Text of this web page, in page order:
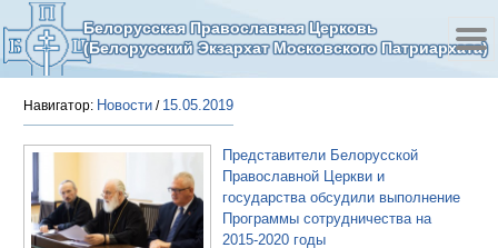
Белорусская Православная Церковь
(Белорусский Экзархат Московского Патриархата)
Навигатор: Новости / 15.05.2019
Представители Белорусской
Православной Церкви и
государства обсудили выполнение
Программы сотрудничества на
2015-2020 годы